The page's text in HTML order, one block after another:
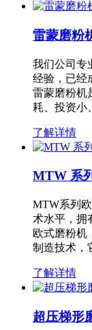
雷蒙磨粉
我们公司专
经验，已经
雷蒙磨粉机
耗、投资小
了解详情
MTW 系
MTW系列
术水平，拥
欧式磨粉机
制造技术，
了解详情
超压梯形